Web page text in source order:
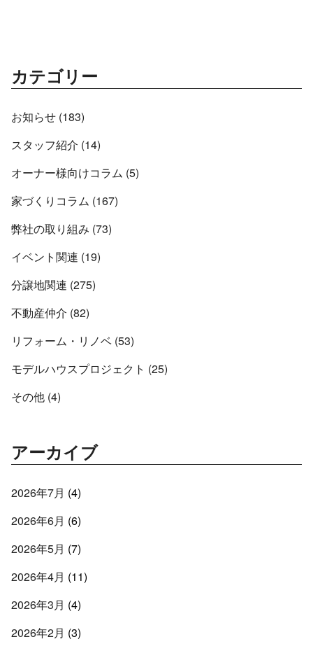
カテゴリー
お知らせ (183)
スタッフ紹介 (14)
オーナー様向けコラム (5)
家づくりコラム (167)
弊社の取り組み (73)
イベント関連 (19)
分譲地関連 (275)
不動産仲介 (82)
リフォーム・リノベ (53)
モデルハウスプロジェクト (25)
その他 (4)
アーカイブ
2026年7月 (4)
2026年6月 (6)
2026年5月 (7)
2026年4月 (11)
2026年3月 (4)
2026年2月 (3)